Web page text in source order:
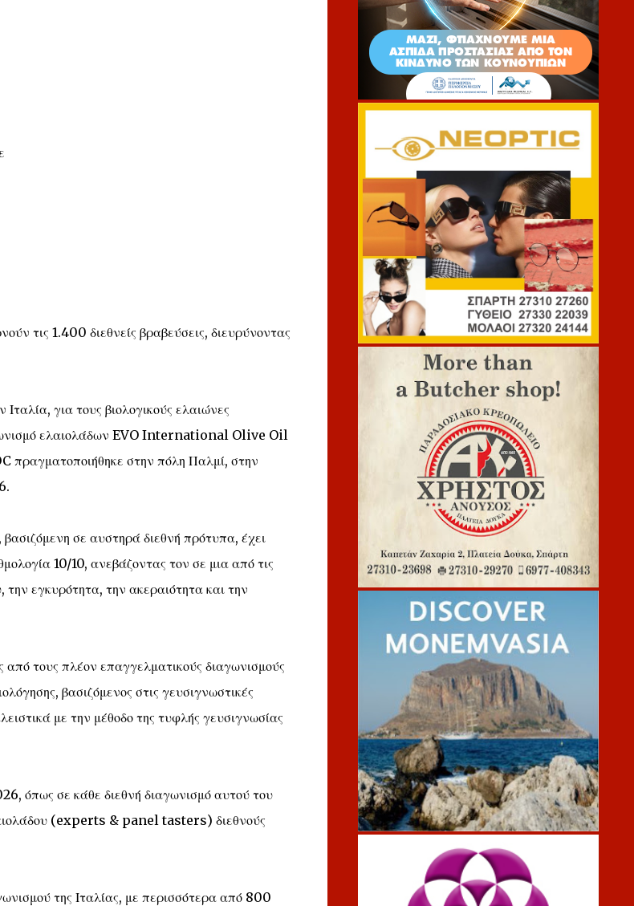
τις 1.400 διεθνείς βραβεύσεις, διευρύνοντας
για τους βιολογικούς ελαιώνες
ελαιολάδων EVO International Olive Oil
στην πόλη Παλμί, στην
σε αυστηρά διεθνή πρότυπα, έχει
10/10, ανεβάζοντας τον σε μια από τις
εγκυρότητα, την ακεραιότητα και την
από τους πλέον επαγγελματικούς διαγωνισμούς
βασιζόμενος στις γευσιγνωστικές
με την μέθοδο της τυφλής γευσιγνωσίας
όπως σε κάθε διεθνή διαγωνισμό αυτού του
(experts & panel tasters) διεθνούς
της Ιταλίας, με περισσότερα από 800